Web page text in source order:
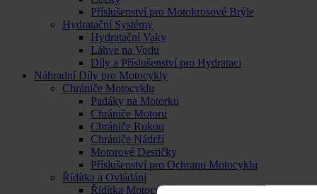
Příslušenství pro Motokrosové Brýle
Hydratační Systémy
Hydratační Vaky
Láhve na Vodu
Díly a Příslušenství pro Hydrataci
Náhradní Díly pro Motocykly
Chrániče Motocyklu
Padáky na Motorku
Chrániče Motoru
Chrániče Rukou
Chrániče Nádrží
Motorové Destičky
Příslušenství pro Ochranu Motocyklu
Řídítka a Ovládání
Řídítka Motocyklu